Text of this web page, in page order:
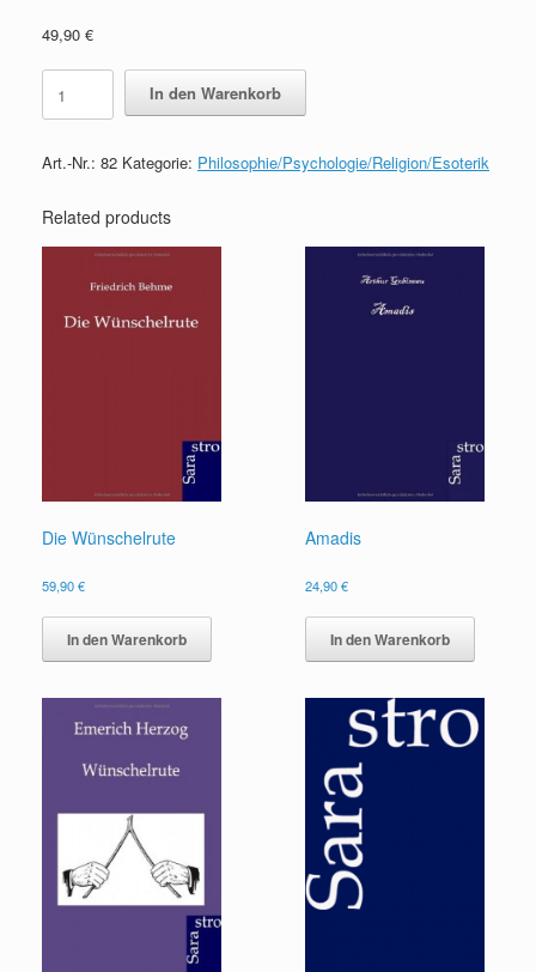
49,90 €
Prof.
Angelo
Brofferios
den
quantity
In den Warenkorb
Art.-Nr.: 82 Kategorie: Philosophie/Psychologie/Religion/Esoterik
Related products
Die Wünschelrute
59,90€
In den Warenkorb
Amadis
24,90€
In den Warenkorb